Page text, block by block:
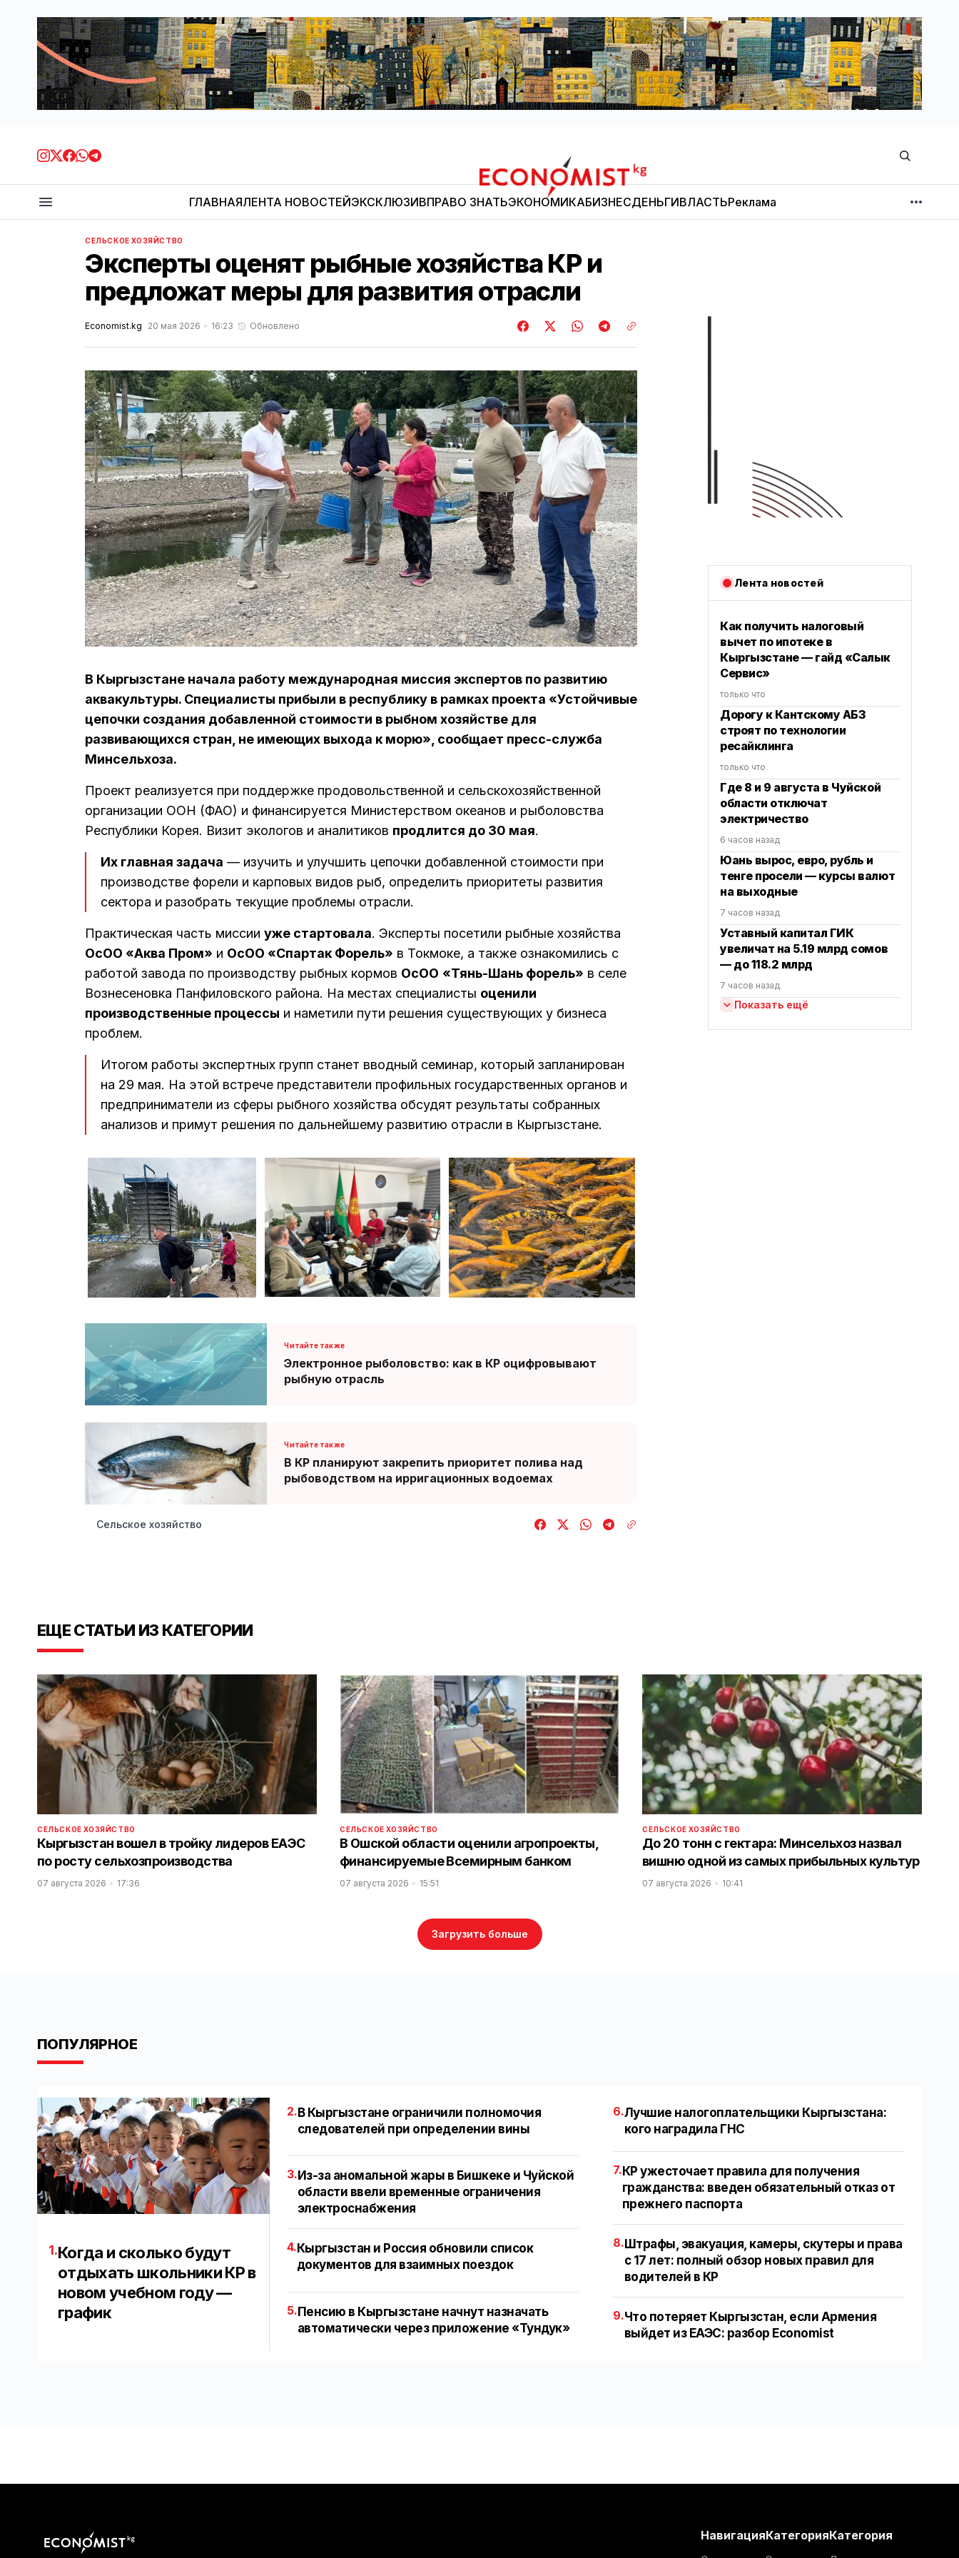
Economist.kg
ГЛАВНАЯЛЕНТА НОВОСТЕЙЭКСКЛЮЗИВПРАВО ЗНАТЬЭКОНОМИКАБИЗНЕСДЕНЬГИВЛАСТЬРеклама
МНЕНИЕ
СЕЛЬСКОЕ ХОЗЯЙСТВО
Эксперты оценят рыбные хозяйства КР и
предложат меры для развития отрасли
Economist.kg 20 мая 2026 16:23 Обновлено
В Кыргызстане начала работу международная миссия экспертов по развитию
аквакультуры. Специалисты прибыли в республику в рамках проекта «Устойчивые
цепочки создания добавленной стоимости в рыбном хозяйстве для
развивающихся стран, не имеющих выхода к морю», сообщает пресс-служба
Минсельхоза.
Проект реализуется при поддержке продовольственной и сельскохозяйственной
организации ООН (ФАО) и финансируется Министерством океанов и рыболовства
Республики Корея. Визит экологов и аналитиков продлится до 30 мая.
Их главная задача — изучить и улучшить цепочки добавленной стоимости при
производстве форели и карповых видов рыб, определить приоритеты развития
сектора и разобрать текущие проблемы отрасли.
Практическая часть миссии уже стартовала. Эксперты посетили рыбные хозяйства
ОсОО «Аква Пром» и ОсОО «Спартак Форель» в Токмоке, а также ознакомились с
работой завода по производству рыбных кормов ОсОО «Тянь-Шань форель» в селе
Вознесеновка Панфиловского района. На местах специалисты оценили
производственные процессы и наметили пути решения существующих у бизнеса
проблем.
Итогом работы экспертных групп станет вводный семинар, который запланирован
на 29 мая. На этой встрече представители профильных государственных органов и
предприниматели из сферы рыбного хозяйства обсудят результаты собранных
анализов и примут решения по дальнейшему развитию отрасли в Кыргызстане.
Электронное рыболовство: как в КР оцифровывают
рыбную отрасль
В КР планируют закрепить приоритет полива над
рыбоводством на ирригационных водоемах
Сельское хозяйство
Лента новостей
Как получить налоговый
вычет по ипотеке в
Кыргызстане — гайд «Салык
Сервис»
только что
Дорогу к Кантскому АБЗ
строят по технологии
ресайклинга
только что
Где 8 и 9 августа в Чуйской
области отключат
электричество
6 часов назад
Юань вырос, евро, рубль и
тенге просели — курсы валют
на выходные
7 часов назад
Уставный капитал ГИК
увеличат на 5.19 млрд сомов
— до 118.2 млрд
7 часов назад
Показать ещё
ЕЩЕ СТАТЬИ ИЗ КАТЕГОРИИ
СЕЛЬСКОЕ ХОЗЯЙСТВО
Кыргызстан вошел в тройку лидеров ЕАЭС
по росту сельхозпроизводства
07 августа 2026 17:36
СЕЛЬСКОЕ ХОЗЯЙСТВО
В Ошской области оценили агропроекты,
финансируемые Всемирным банком
07 августа 2026 15:51
СЕЛЬСКОЕ ХОЗЯЙСТВО
До 20 тонн с гектара: Минсельхоз назвал
вишню одной из самых прибыльных культур
07 августа 2026 10:41
Загрузить больше
ПОПУЛЯРНОЕ
1.Когда и сколько будут
отдыхать школьники КР в
новом учебном году —
график
2.В Кыргызстане ограничили полномочия
следователей при определении вины
3. Из-за аномальной жары в Бишкеке и Чуйской
области ввели временные ограничения
электроснабжения
4. Кыргызстан и Россия обновили список
документов для взаимных поездок
5. Пенсию в Кыргызстане начнут назначать
автоматически через приложение «Тундук»
6.Лучшие налогоплательщики Кыргызстана:
кого наградила ГНС
7.КР ужесточает правила для получения
гражданства: введен обязательный отказ от
прежнего паспорта
8.Штрафы, эвакуация, камеры, скутеры и права
с 17 лет: полный обзор новых правил для
водителей в КР
9.Что потеряет Кыргызстан, если Армения
выйдет из ЕАЭС: разбор Economist
НавигацияКатегорияКатегория